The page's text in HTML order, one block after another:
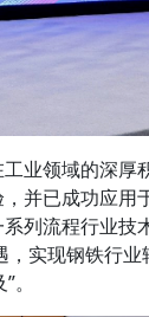
业领域的深厚
并已成功应用
列流程行业技
实现钢铁行业